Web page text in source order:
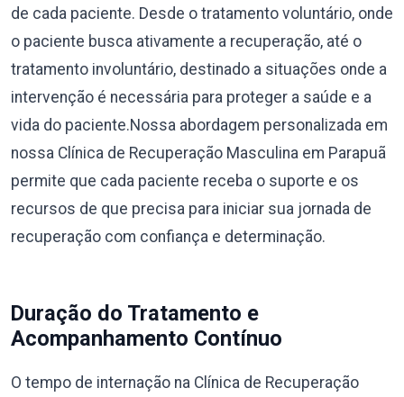
de cada paciente. Desde o tratamento voluntário, onde
o paciente busca ativamente a recuperação, até o
tratamento involuntário, destinado a situações onde a
intervenção é necessária para proteger a saúde e a
vida do paciente.Nossa abordagem personalizada em
nossa Clínica de Recuperação Masculina em Parapuã
permite que cada paciente receba o suporte e os
recursos de que precisa para iniciar sua jornada de
recuperação com confiança e determinação.
Duração do Tratamento e
Acompanhamento Contínuo
O tempo de internação na Clínica de Recuperação